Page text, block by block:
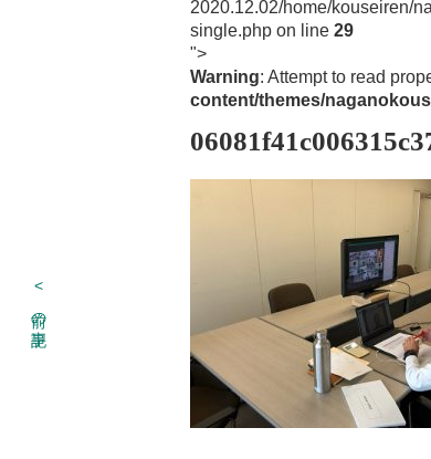
2020.12.02/home/kouseiren/
single.php on line 29
">
Warning: Attempt to read
content/themes/
<
前の記事